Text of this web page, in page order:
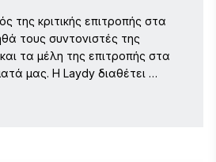
της κριτικής επιτροπής στα
τους συντονιστές της
και τα μέλη της επιτροπής στα
μας. Η Laydy διαθέτει
κερδοσκοπικούς οργανισμούς